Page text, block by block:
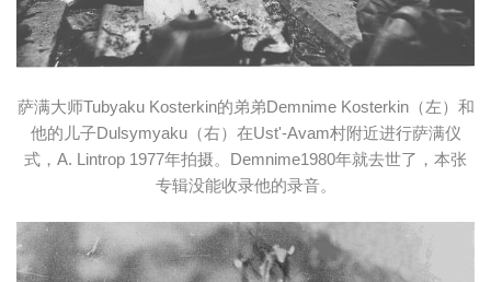
萨满大师Tubyaku Kosterkin的弟弟Demnime Kosterkin（左）和
他的儿子Dulsymyaku（右）在Ust'-Avam村附近进行萨满仪
式，A. Lintrop 1977年拍摄。Demnime1980年就去世了，本张
专辑没能收录他的录音。